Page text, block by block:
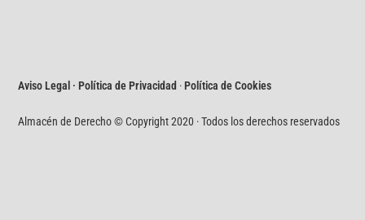
Aviso Legal · Política de Privacidad ·Política de Cookies
Almacén de Derecho © Copyright 2020 · Todos los derechos reservados